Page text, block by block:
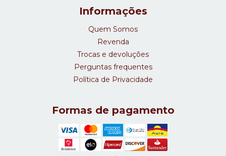
Informações
Quem Somos
Revenda
Trocas e devoluções
Perguntas frequentes
Política de Privacidade
Formas de pagamento